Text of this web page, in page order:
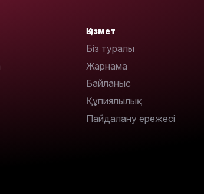
Қызмет
Біз туралы
Жарнама
Байланыс
Құпиялылық
Пайдалану ережесі